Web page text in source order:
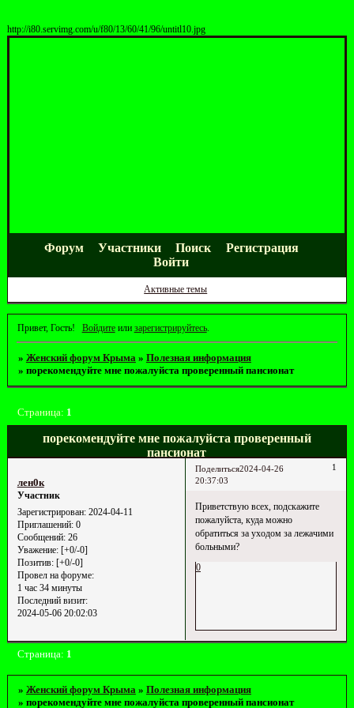
http://i80.servimg.com/u/f80/13/60/41/96/untitl10.jpg
Форум Участники Поиск
Регистрация
Войти
Активные темы
Привет, Гость! Войдитеили зарегистрируйтесь.
» Женский форум Крыма » Полезная информация
» порекомендуйте мне пожалуйста проверенный пансионат
порекомендуйте мне пожалуйста проверенный
пансионат
Страница: 1
Поделиться 1
2024-04-26
20:37:03
лен0к
Участник
Зарегистрирован: 2024-04-11
Приглашений:0
Сообщений:26
Уважение: [+0/-0]
Позитив: [+0/-0]
Провел на форуме:
1 час 34 минуты
Последний визит:
2024-05-06 20:02:03
Приветствую всех, подскажите
пожалуйста, куда можно
обратиться за уходом за лежачими
больными?
0
Страница: 1
» Женский форум Крыма » Полезная информация
» порекомендуйте мне пожалуйста проверенный пансионат